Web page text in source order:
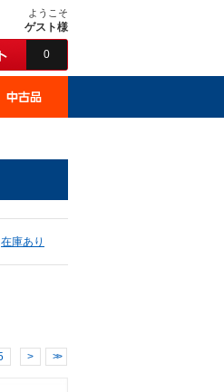
ようこそ
ゲスト様
0
在庫あり
> >>